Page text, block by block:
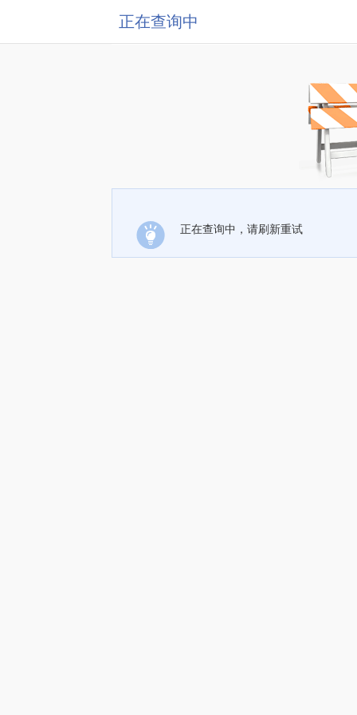
正在查询中
正在查询中，请刷新重试